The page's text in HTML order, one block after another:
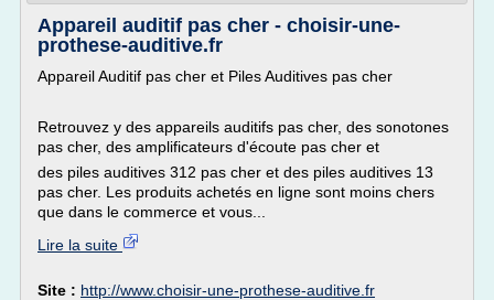
Appareil auditif pas cher - choisir-une-
prothese-auditive.fr
Appareil Auditif pas cher et Piles Auditives pas cher
Retrouvez y des appareils auditifs pas cher, des sonotones
pas cher, des amplificateurs d'écoute pas cher et
des piles auditives 312 pas cher et des piles auditives 13
pas cher. Les produits achetés en ligne sont moins chers
que dans le commerce et vous...
Lire la suite
Site : http://www.choisir-une-prothese-auditive.fr